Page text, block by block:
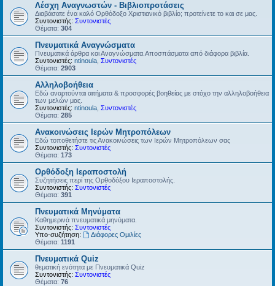
Λέσχη Αναγνωστών - Βιβλιοπροτάσεις
Διαβάσατε ένα καλό Ορθόδοξο Χριστιανικό βιβλίο; προτείνετε το και σε μας.
Συντονιστής: Συντονιστές
Θέματα: 304
Πνευματικά Αναγνώσματα
Πνευματικά άρθρα και Αναγνώσματα.Αποσπάσματα από διάφορα βιβλία.
Συντονιστές: ntinoula Συντονιστές
Θέματα: 2903
Αλληλοβοήθεια
Εδώ αναρτούνται αιτήματα & προσφορές βοηθείας με στόχο την αλληλοβοήθεια
των μελών μας.
Συντονιστές: ntinoula Συντονιστές
Θέματα: 285
Ανακοινώσεις Ιερών Μητροπόλεων
Εδώ τοποθετήστε τις Ανακοινώσεις των Ιερών Μητροπόλεων σας
Συντονιστής: Συντονιστές
Θέματα: 173
Ορθόδοξη Ιεραποστολή
Συζητήσεις περί της Ορθοδόξου Ιεραποστολής.
Συντονιστής: Συντονιστές
Θέματα: 391
Πνευματικά Μηνύματα
Καθημερινά πνευματικά μηνύματα.
Συντονιστής: Συντονιστές
Υπο-συζήτηση:
Διάφορες Ομιλίες
Θέματα: 1191
Πνευματικά Quiz
θεματική ενότητα με Πνευματικά Quiz
Συντονιστής: Συντονιστές
Θέματα: 76